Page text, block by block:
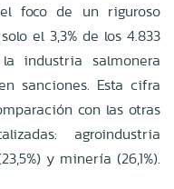
foco de un riguroso
el 3,3% de los 4.833
industria salmonera
sanciones. Esta cifra
con las otras
agroindustria
y minería (26,1%).